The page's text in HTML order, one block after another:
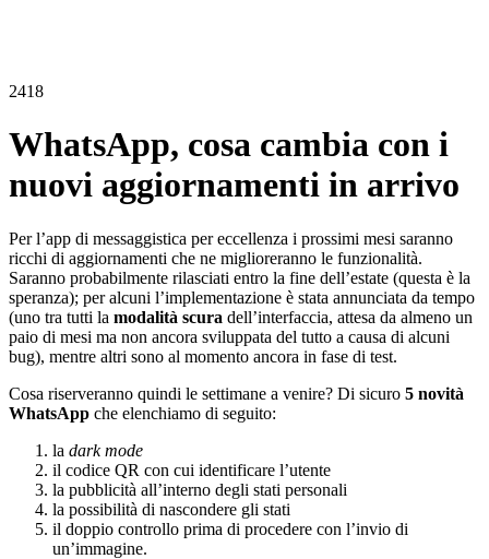
2418
WhatsApp, cosa cambia con i
nuovi aggiornamenti in arrivo
Per l’app di messaggistica per eccellenza i prossimi mesi saranno
ricchi di aggiornamenti che ne miglioreranno le funzionalità.
Saranno probabilmente rilasciati entro la fine dell’estate (questa è la
speranza); per alcuni l’implementazione è stata annunciata da tempo
(uno tra tutti la modalità scura dell’interfaccia, attesa da almeno un
paio di mesi ma non ancora sviluppata del tutto a causa di alcuni
bug), mentre altri sono al momento ancora in fase di test.
Cosa riserveranno quindi le settimane a venire? Di sicuro 5 novità
WhatsApp che elenchiamo di seguito:
la dark mode
il codice QR con cui identificare l’utente
la pubblicità all’interno degli stati personali
la possibilità di nascondere gli stati
il doppio controllo prima di procedere con l’invio di
un’immagine.